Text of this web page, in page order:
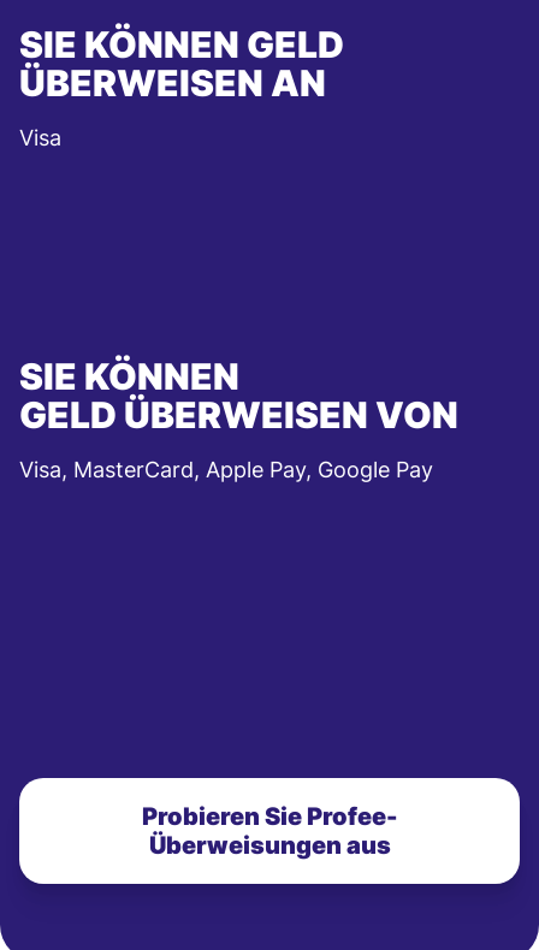
SIE KÖNNEN GELD
ÜBERWEISEN AN
Visa
SIE KÖNNEN
GELD ÜBERWEISEN VON
Visa, MasterCard, Apple Pay, Google Pay
Probieren Sie Profee-
Überweisungen aus